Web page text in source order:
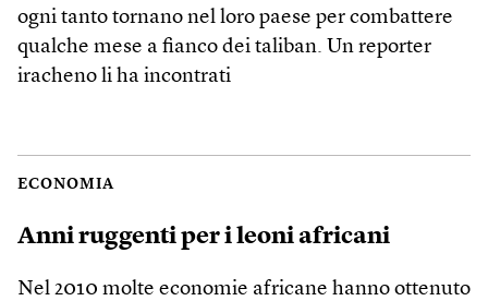
ogni tanto tornano nel loro paese per combattere
qualche mese a fianco dei taliban. Un reporter
iracheno li ha incontrati
ECONOMIA
Anni ruggenti per i leoni africani
Nel 2010 molte economie africane hanno ottenuto